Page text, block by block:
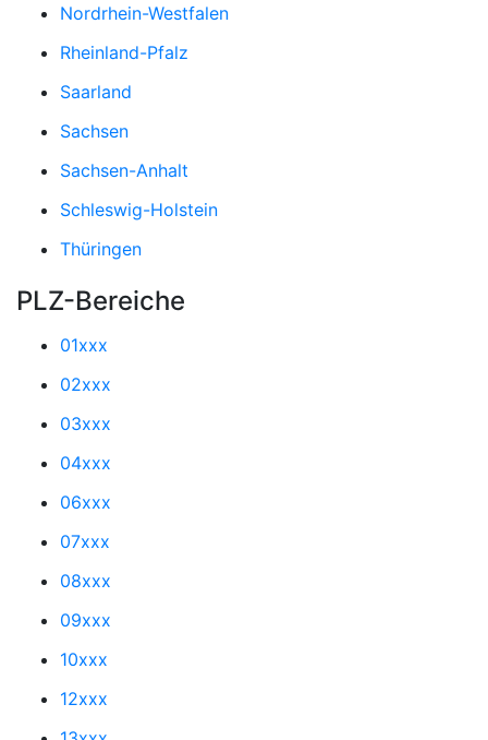
Nordrhein-Westfalen
Rheinland-Pfalz
Saarland
Sachsen
Sachsen-Anhalt
Schleswig-Holstein
Thüringen
PLZ-Bereiche
01xxx
02xxx
03xxx
04xxx
06xxx
07xxx
08xxx
09xxx
10xxx
12xxx